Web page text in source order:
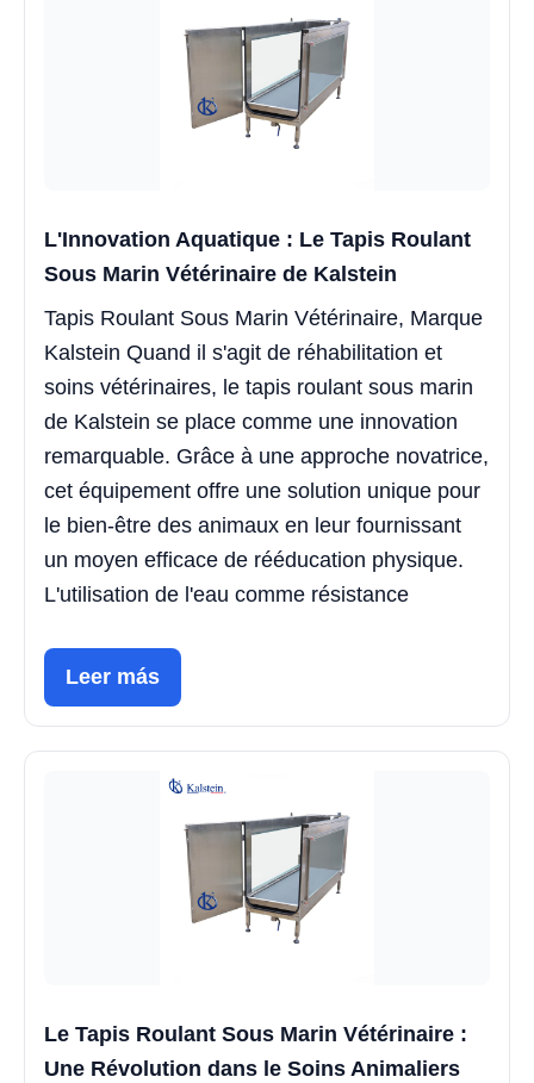
L'Innovation Aquatique : Le Tapis Roulant
Sous Marin Vétérinaire de Kalstein
Tapis Roulant Sous Marin Vétérinaire, Marque
Kalstein Quand il s'agit de réhabilitation et
soins vétérinaires, le tapis roulant sous marin
de Kalstein se place comme une innovation
remarquable. Grâce à une approche novatrice,
cet équipement offre une solution unique pour
le bien-être des animaux en leur fournissant
un moyen efficace de rééducation physique.
L'utilisation de l'eau comme résistance
Leer más
Le Tapis Roulant Sous Marin Vétérinaire :
Une Révolution dans le Soins Animaliers